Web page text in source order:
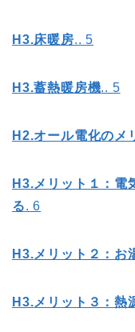
H3.床暖房.. 5
H3.蓄熱暖房機.. 5
H2.オール電化のメ
H3.メリット１：電
る. 6
H3.メリット２：お
H3.メリット３：熱